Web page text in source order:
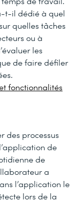
t-il dédié à quel
quelles tâches
ou à
les
de faire défiler
fonctionnalités
des processus
de
de
a
l’application le
lors de la